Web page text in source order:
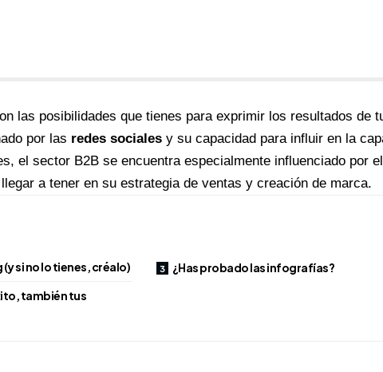
las posibilidades que tienes para exprimir los resultados de
por las redes sociales y su capacidad para influir en la
el sector B2B se encuentra especialmente influenciado por
a tener en su estrategia de ventas y creación de marca.
si no lo tienes, créalo)
también tus
¿Has probado las infografías?